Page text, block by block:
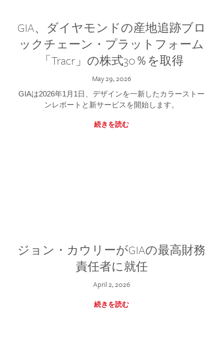
GIA、ダイヤモンドの産地追跡ブロ
ックチェーン・プラットフォーム
「Tracr」の株式30％を取得
May 29, 2026
GIAは2026年1月1日、デザインを一新したカラーストー
ンレポートと新サービスを開始します。
続きを読む
ジョン・カウリーがGIAの最高財務
責任者に就任
April 2, 2026
続きを読む